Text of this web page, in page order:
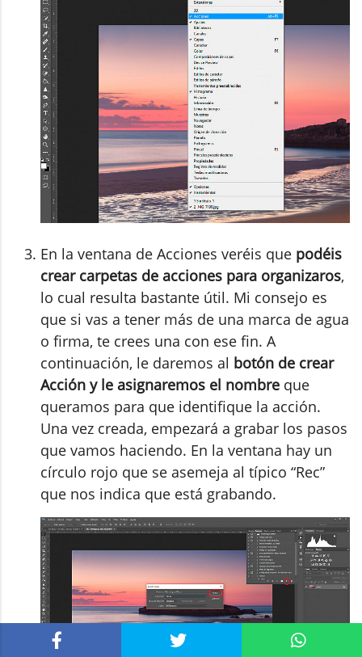
En la ventana de Acciones veréis que podéis
crear carpetas de acciones para organizaros,
lo cual resulta bastante útil. Mi consejo es
que si vas a tener más de una marca de agua
o firma, te crees una con ese fin. A
continuación, le daremos al botón de crear
Acción y le asignaremos el nombre que
queramos para que identifique la acción.
Una vez creada, empezará a grabar los pasos
que vamos haciendo. En la ventana hay un
círculo rojo que se asemeja al típico “Rec”
que nos indica que está grabando.